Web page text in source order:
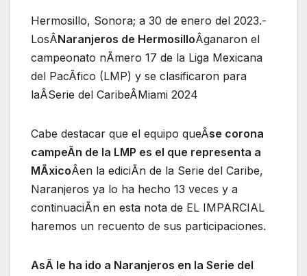
Hermosillo, Sonora; a 30 de enero del 2023.-
LosÂNaranjeros de HermosilloÂganaron el
campeonato nÃmero 17 de la Liga Mexicana
del PacÃfico (LMP) y se clasificaron para
laÂSerie del CaribeÂMiami 2024
Cabe destacar que el equipo queÂse corona
campeÃn de la LMP es el que representa a
MÃxicoÂen la ediciÃn de la Serie del Caribe,
Naranjeros ya lo ha hecho 13 veces y a
continuaciÃn en esta nota de EL IMPARCIAL
haremos un recuento de sus participaciones.
AsÃ le ha ido a Naranjeros en la Serie del